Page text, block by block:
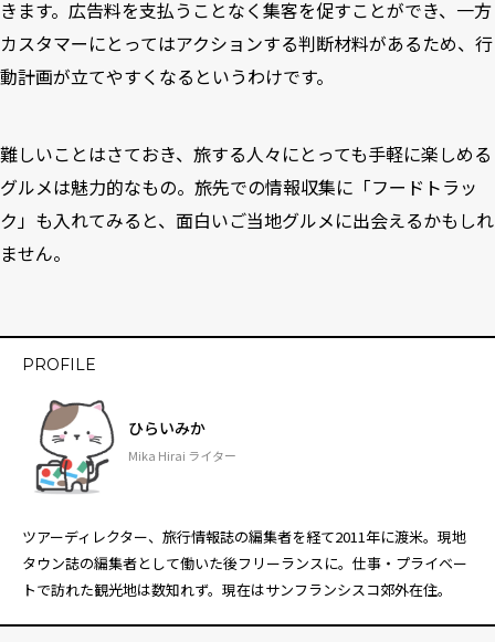
きます。広告料を支払うことなく集客を促すことができ、一方
カスタマーにとってはアクションする判断材料があるため、行
動計画が立てやすくなるというわけです。
難しいことはさておき、旅する人々にとっても手軽に楽しめる
グルメは魅力的なもの。旅先での情報収集に「フードトラッ
ク」も入れてみると、面白いご当地グルメに出会えるかもしれ
ません。
PROFILE
ひらいみか
Mika Hirai ライター
ツアーディレクター、旅行情報誌の編集者を経て2011年に渡米。現地
タウン誌の編集者として働いた後フリーランスに。仕事・プライベー
トで訪れた観光地は数知れず。現在はサンフランシスコ郊外在住。